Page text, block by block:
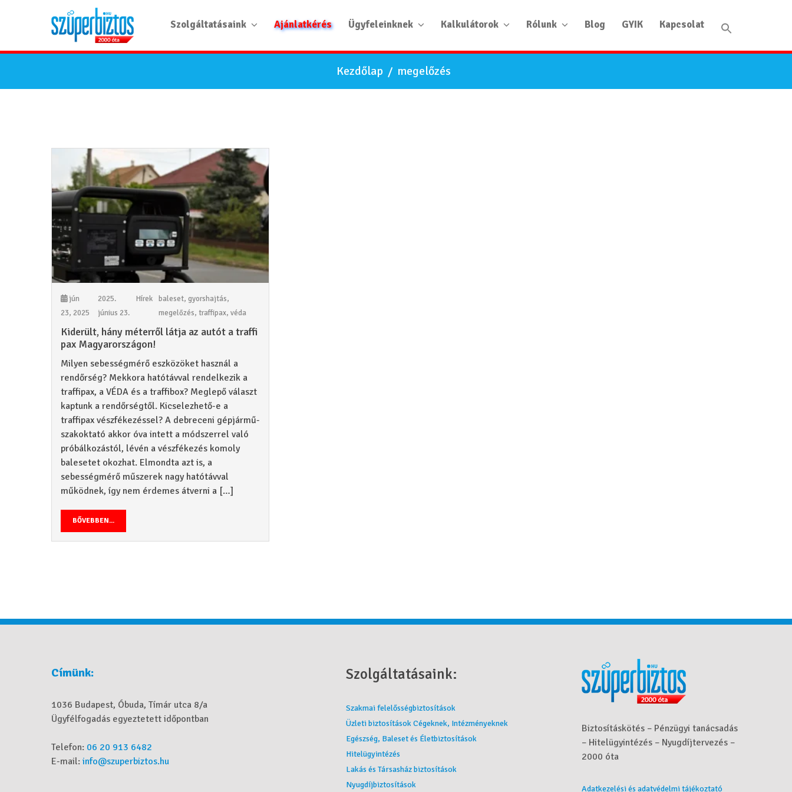
Szolgáltatásaink Ajánlatkérés Ügyfeleinknek Kalkulátorok Rólunk Blog GYIK Kapcsolat
Kezdőlap / megelőzés
jún
23, 2025
2025.
június 23.
Hírek baleset,gyorshajtás,
megelőzés,traffipax,véda
Kiderült, hány méterről látja az autót a traffi
pax Magyarországon!
Milyen sebességmérő eszközöket használ a
rendőrség? Mekkora hatótávval rendelkezik a
traffipax, a VÉDA és a traffibox? Meglepő választ
kaptunk a rendőrségtől. Kicselezhető-e a
traffipax vészfékezéssel? A debreceni gépjármű-
szakoktató akkor óva intett a módszerrel való
próbálkozástól, lévén a vészfékezés komoly
balesetet okozhat. Elmondta azt is, a
sebességmérő műszerek nagy hatótávval
működnek, így nem érdemes átverni a […]
BŐVEBBEN...
Címünk:
1036 Budapest, Óbuda, Tímár utca 8/a
Ügyfélfogadás egyeztetett időpontban
Telefon: 06 20 913 6482
E-mail: info@szuperbiztos.hu
Szolgáltatásaink:
Szakmai felelősségbiztosítások
Üzleti biztosítások Cégeknek, Intézményeknek
Egészség, Baleset és Életbiztosítások
Hitelügyintézés
Lakás és Társasház biztosítások
Nyugdíjbiztosítások
Biztosításkötés – Pénzügyi tanácsadás
– Hitelügyintézés – Nyugdíjtervezés –
2000 óta
Adatkezelési és adatvédelmi tájékoztató